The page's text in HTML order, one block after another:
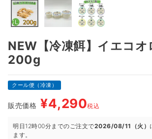
NEW【冷凍餌】イエコオ
200g
クール便（冷凍）
販売価格 ¥4,290税込
明日 12時00分までのご注文で2026/08/11（火）
ます。